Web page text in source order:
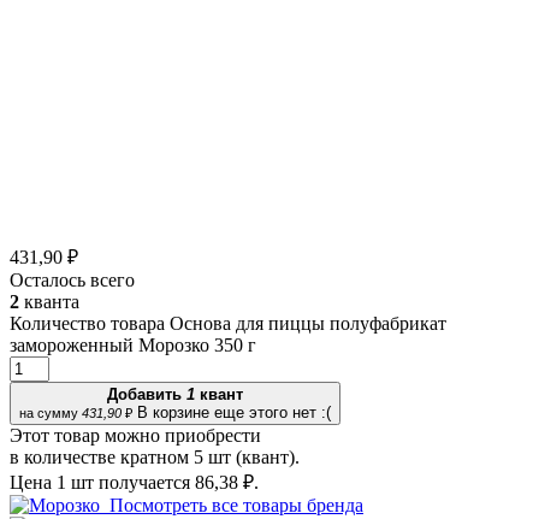
431,90 ₽
Осталось всего
2 кванта
Количество товара Основа для пиццы полуфабрикат
замороженный Морозко 350 г
Добавить 1 квант
на сумму 431,90 ₽ В корзине еще этого нет :(
Этот товар можно приобрести
в количестве кратном 5 шт (квант).
Цена 1 шт получается 86,38 ₽.
Посмотреть все товары бренда